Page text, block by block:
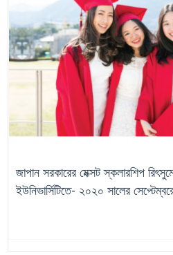
জাপান সরকারের মেক্সট স্কলারশিপ
ইউনিভার্সিটিতে- ২০২০ সালের